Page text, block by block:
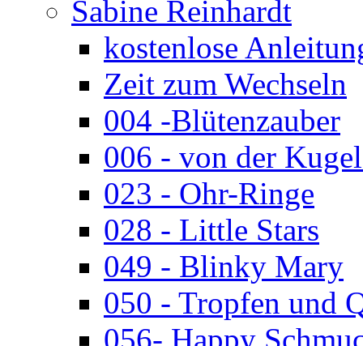
Sabine Reinhardt
kostenlose
Zeit zum Wechseln
004 -Blütenzauber
006 - von der
023 - Ohr-Ringe
028 - Little Stars
049 - Blinky Mary
050 - Tropfen und
056- Happy